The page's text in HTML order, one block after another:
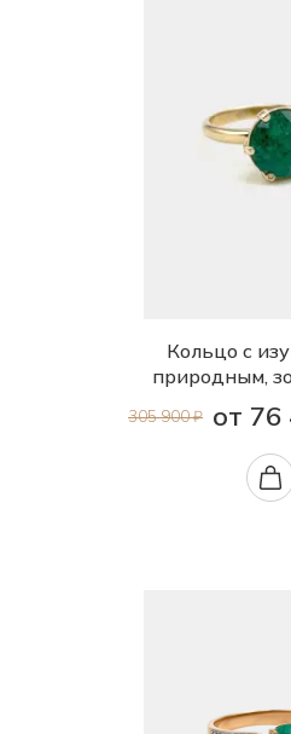
Кольцо с
природным,
305 900 ₽ от 76